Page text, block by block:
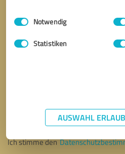
Impressum
Einwilligungsauswahl
Notwendig
Statistiken
AUSWAHLNachricht
Ich stimme den